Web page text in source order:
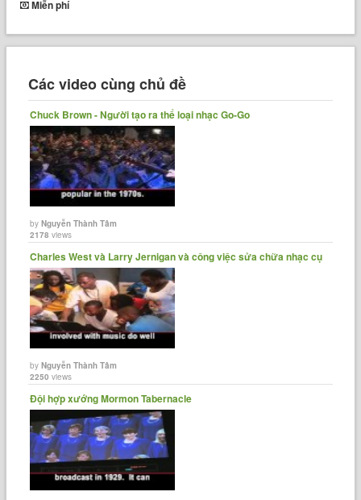
Miễn phí
Các video cùng chủ đề
Chuck Brown - Người tạo ra thể loại nhạc Go-Go
byNguyễn Thành Tâm
2178 views
Charles West và Larry Jernigan và công việc sửa chữa nhạc cụ
byNguyễn Thành Tâm
2250 views
Đội hợp xướng Mormon Tabernacle